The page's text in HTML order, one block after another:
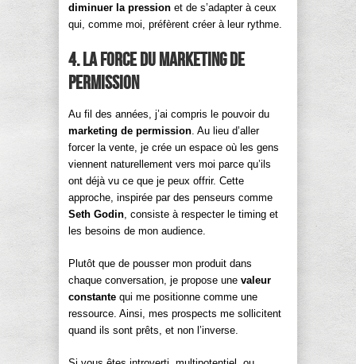
diminuer la pression et de s’adapter à ceux
qui, comme moi, préfèrent créer à leur rythme.
4. La force du marketing de
permission
Au fil des années, j’ai compris le pouvoir du
marketing de permission. Au lieu d’aller
forcer la vente, je crée un espace où les gens
viennent naturellement vers moi parce qu’ils
ont déjà vu ce que je peux offrir. Cette
approche, inspirée par des penseurs comme
Seth Godin, consiste à respecter le timing et
les besoins de mon audience.
Plutôt que de pousser mon produit dans
chaque conversation, je propose une valeur
constante qui me positionne comme une
ressource. Ainsi, mes prospects me sollicitent
quand ils sont prêts, et non l’inverse.